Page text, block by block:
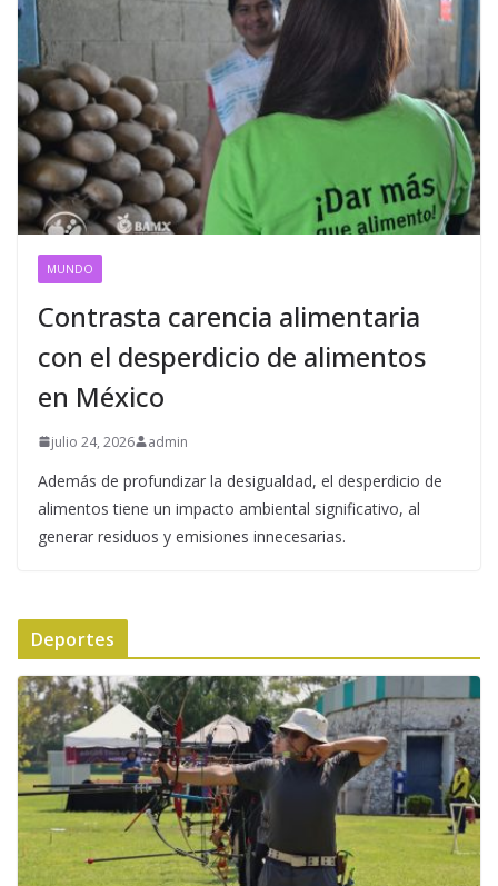
MUNDO
Contrasta carencia alimentaria
con el desperdicio de alimentos
en México
julio 24, 2026 admin
Además de profundizar la desigualdad, el desperdicio de
alimentos tiene un impacto ambiental significativo, al
generar residuos y emisiones innecesarias.
Deportes